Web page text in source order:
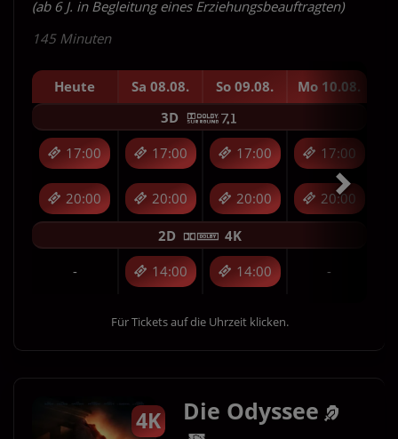
(ab 6 J. in Begleitung eines Erziehungsbeauftragten)
145 Minuten
Heute Sa 08.08. So 09.08. Mo 10.08.
17:00 17:00 17:00 17:00
20:00 20:00 20:00 20:00
- 14:00 14:00 -
3D
2D 4K
Für Tickets auf die Uhrzeit klicken.
4K
Die Odyssee